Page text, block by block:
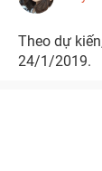
Theo dự
24/1/2019.